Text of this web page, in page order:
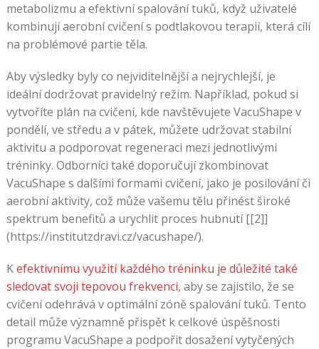
metabolizmu a efektivní spalování tuků, když uživatelé
kombinují aerobní cvičení s podtlakovou terapií, která cílí
na problémové partie těla.
Aby výsledky byly co nejviditelnější a nejrychlejší, je
ideální dodržovat pravidelný režim. Například, pokud si
vytvoříte plán na cvičení, kde navštěvujete VacuShape v
pondělí, ve středu a v pátek, můžete udržovat stabilní
aktivitu a podporovat regeneraci mezi jednotlivými
tréninky. Odborníci také doporučují zkombinovat
VacuShape s dalšími formami cvičení, jako je posilování či
aerobní aktivity, což může vašemu tělu přinést široké
spektrum benefitů a urychlit proces hubnutí [[2]]
(https://institutzdravi.cz/vacushape/).
Kefektivnímu využití každého tréninku je důležité také
sledovat svoji tepovou frekvenci, aby se zajistilo, že se
cvičení odehrává v optimální zóně spalování tuků. Tento
detail může významně přispět k celkové úspěšnosti
programu VacuShape a podpořit dosažení vytyčených